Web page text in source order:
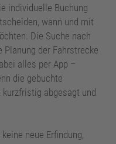
individuelle Buchung
wann und mit
Die Suche nach
der Fahrstrecke
alles per App –
die gebuchte
abgesagt und
neue Erfindung,